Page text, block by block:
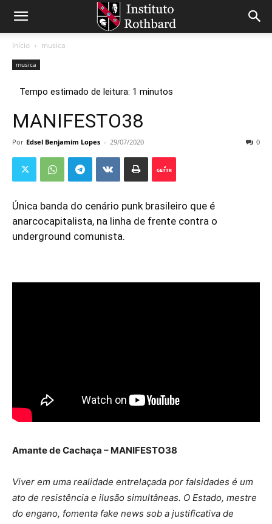
Início musica
musica
MANIFESTO38
Por Edsel Benjamim Lopes - 29/07/2020 0
Única banda do cenário punk brasileiro que é
anarcocapitalista, na linha de frente contra o
underground comunista.
Amante de Cachaça – MANIFESTO38
Viver em uma realidade entrelaçada por falsidades é um
ato de resistência e ilusão simultâneas. O Estado, mestre
do engano, fomenta fake news sob a justificativa de